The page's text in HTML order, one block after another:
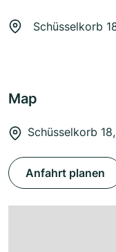
Schüsselkorb
Map
Schüsselkorb
Anfahrt planen